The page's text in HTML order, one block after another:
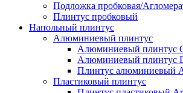
Подложка пробковая/
Плинтус пробковый
Напольный плинтус
Алюминиевый плинтус
Алюминиевый плинтус
Алюминиевый плинтус
Плинтус
Пластиковый плинтус